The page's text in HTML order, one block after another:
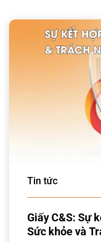
Tin tức
Giấy C&S: Sự
Sức khỏe và